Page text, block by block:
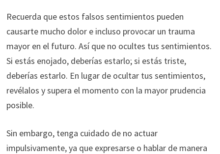
Recuerda que estos falsos sentimientos pueden
causarte mucho dolor e incluso provocar un trauma
mayor en el futuro. Así que no ocultes tus sentimientos.
Si estás enojado, deberías estarlo; si estás triste,
deberías estarlo. En lugar de ocultar tus sentimientos,
revélalos y supera el momento con la mayor prudencia
posible.
Sin embargo, tenga cuidado de no actuar
impulsivamente, ya que expresarse o hablar de manera